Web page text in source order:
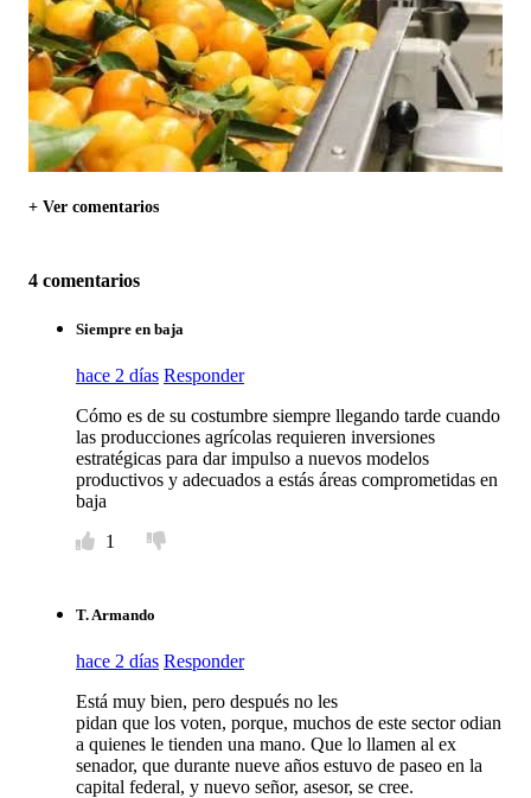
+ Ver comentarios
4 comentarios
Siempre en baja
hace 2 días Responder
Cómo es de su costumbre siempre llegando tarde cuando
las producciones agrícolas requieren inversiones
estratégicas para dar impulso a nuevos modelos
productivos y adecuados a estás áreas comprometidas en
baja
1
T. Armando
hace 2 días Responder
Está muy bien, pero después no les
pidan que los voten, porque, muchos de este sector odian
a quienes le tienden una mano. Que lo llamen al ex
senador, que durante nueve años estuvo de paseo en la
capital federal, y nuevo señor, asesor, se cree.